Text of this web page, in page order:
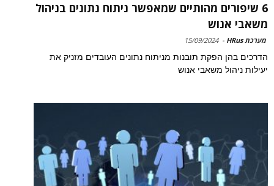
6 שיפורים מהותיים שמאפשר ניתוח נתונים בניהול
משאבי אנוש
מערכת HRus -
15/09/2024
הדרכים בהן הפקת תובנות מניתוח נתונים העובדים מזניק את
יעילות ניהול משאבי אנוש